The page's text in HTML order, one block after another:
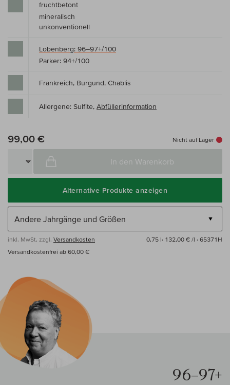
fruchtbetont
mineralisch
unkonventionell
Lobenberg: 96–97+/100
Parker: 94+/100
Frankreich, Burgund, Chablis
Allergene: Sulfite, Abfüllerinformation
99,00 € Nicht auf Lager
In den Warenkorb
Alternative Produkte anzeigen
inkl. MwSt, zzgl. Versandkosten 0,75 l· 132,00 € /l · 65371H
Versandkostenfrei ab 60,00 €
96–97+